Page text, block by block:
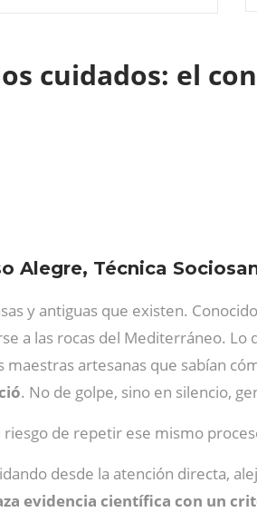
cuidados: el
Alegre, Técnica
y antiguas que existen.
a las rocas del Mediterráneo.
artesanas que sabían
. No de golpe, sino en silencio,
de repetir ese mismo
desde la atención directa,
evidencia científica con un